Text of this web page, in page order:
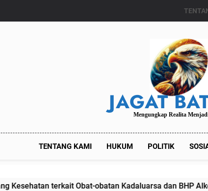
JAGAT
Mengungkap Realita
TENTANG KAMI HUKUM POLITIK
Obat-obatan Kadaluarsa dan BHP Alkes.